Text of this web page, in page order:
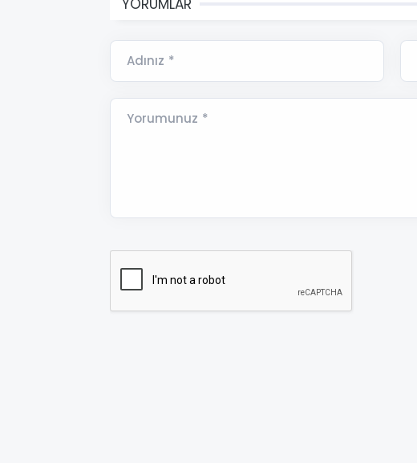
Adınız *
Yorumunuz *